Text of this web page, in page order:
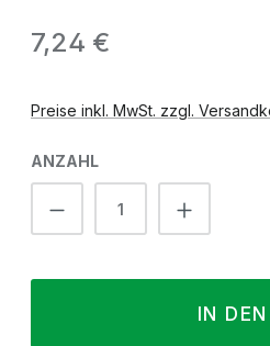
Regulärer Preis:
7,24 €
Preise inkl. MwSt. zzgl.
ANZAHL
Produkt Anzahl:
IN